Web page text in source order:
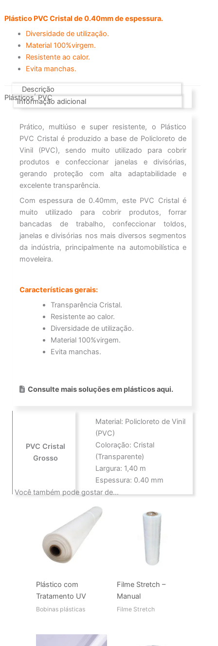
Plástico PVC Cristal de 0.40mm de espessura.
Diversidade de utilização.
Material 100%virgem.
Resistente ao calor.
Evita manchas.
Plásticos
,
PVC
Descrição
Informação adicional
Prático, multiúso e super resistente, o Plástico
PVC Cristal é produzido a base de Policloreto de
Vinil (PVC), sendo muito utilizado para cobrir
produtos e confeccionar janelas e divisórias,
gerando proteção com alta adaptabilidade e
excelente transparência.
Com espessura de 0.40mm, este PVC Cristal é
muito utilizado para cobrir produtos, forrar
bancadas de trabalho, confeccionar toldos,
janelas e divisórias nos mais diversos segmentos
da indústria, principalmente na automobilística e
moveleira.
Características gerais:
Transparência Cristal.
Resistente ao calor.
Diversidade de utilização.
Material 100%virgem.
Evita manchas.
Consulte mais soluções em plásticos aqui.
PVC Cristal
Grosso
Material: Policloreto de Vinil
(PVC)
Coloração: Cristal
(Transparente)
Largura: 1,40 m
Espessura: 0.40 mm
Você também pode gostar de…
Plástico com
Tratamento UV
Bobinas plásticas
Filme Stretch –
Manual
Filme Stretch